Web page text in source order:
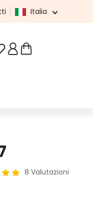
Italia
Hai 0 articoli nella
8 Valutazioni